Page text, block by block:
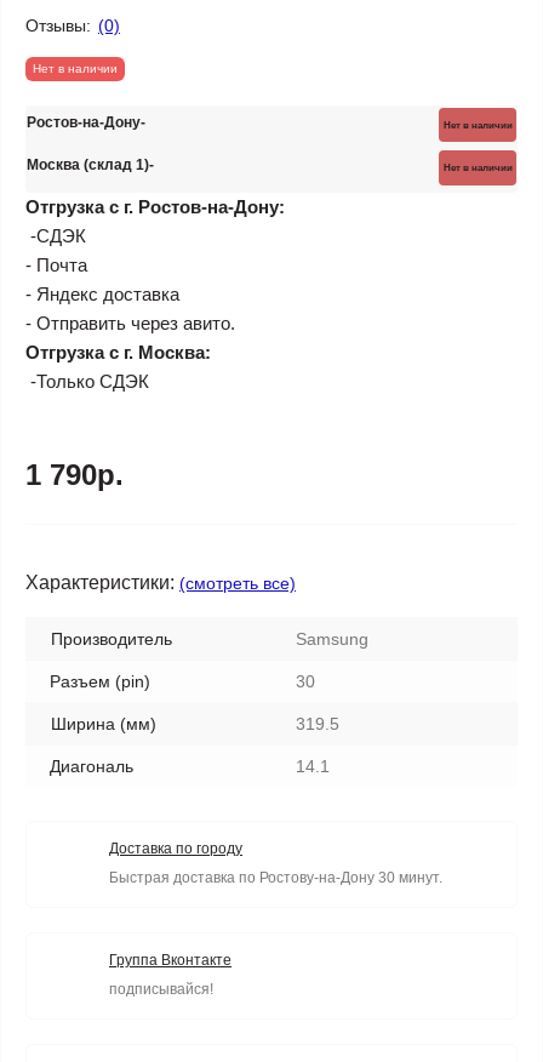
Отзывы: (0)
Нет в наличии
Ростов-на-Дону Нет в наличии
Москва (склад 1) Нет в наличии
Отгрузка с г. Ростов-на-Дону:
-СДЭК
- Почта
- Яндекс доставка
- Отправить через авито.
Отгрузка с г. Москва:
-Только СДЭК
1 790р.
Характеристики: (смотреть все)
Производитель Samsung
Разъем (pin) 30
Ширина (мм) 319.5
Диагональ 14.1
Доставка по городу
Быстрая доставка по Ростову-на-Дону 30 минут.
Группа Вконтакте
подписывайся!